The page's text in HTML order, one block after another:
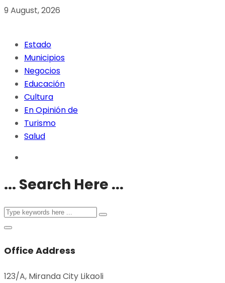
9 August, 2026
Estado
Municipios
Negocios
Educación
Cultura
En Opinión de
Turismo
Salud
... Search Here ...
Office Address
123/A, Miranda City Likaoli